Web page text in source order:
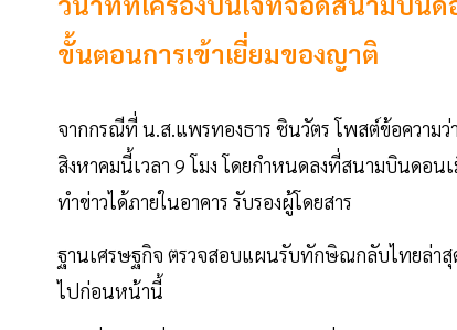
ขั้นตอนการเข้าเยี่ยมของญาติ
จากกรณีที่ น.ส.แพรทองธาร ชินวัตร โพสต์ข้อความ
สิงหาคมนี้เวลา 9 โมง โดยกำหนดลงที่สนามบินดอน
ทำข่าวได้ภายในอาคาร รับรองผู้โดยสาร
ฐานเศรษฐกิจ ตรวจสอบแผนรับทักษิณกลับไทยล่าสุ
ไปก่อนหน้านี้